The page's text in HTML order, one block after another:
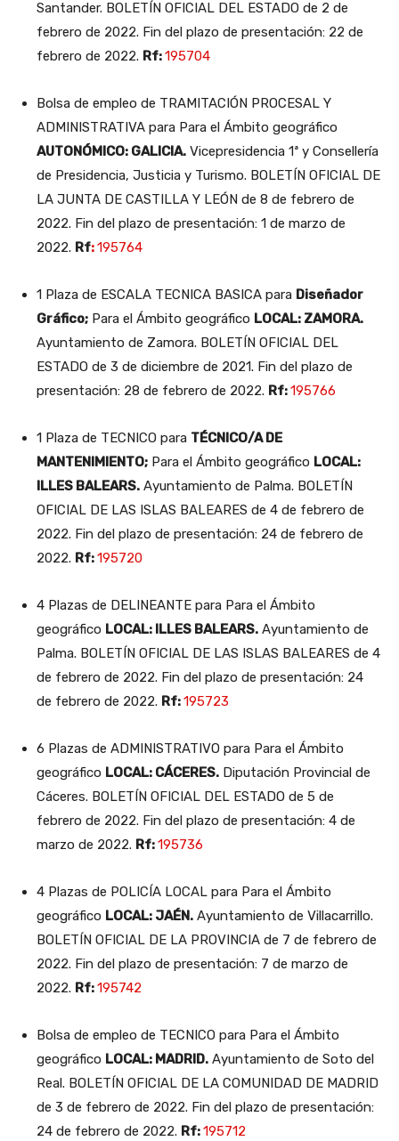
Santander. BOLETÍN OFICIAL DEL ESTADO de 2 de
febrero de 2022. Fin del plazo de presentación: 22 de
febrero de 2022. Rf:195704
Bolsa de empleo de TRAMITACIÓN PROCESAL Y
ADMINISTRATIVA para Para el Ámbito geográfico
AUTONÓMICO: GALICIA. Vicepresidencia 1ª y Consellería
de Presidencia, Justicia y Turismo. BOLETÍN OFICIAL DE
LA JUNTA DE CASTILLA Y LEÓN de 8 de febrero de
2022. Fin del plazo de presentación: 1 de marzo de
2022. Rf:195764
1 Plaza de ESCALA TECNICA BASICA para Diseñador
Gráfico; Para el Ámbito geográfico LOCAL: ZAMORA.
Ayuntamiento de Zamora. BOLETÍN OFICIAL DEL
ESTADO de 3 de diciembre de 2021. Fin del plazo de
presentación: 28 de febrero de 2022. Rf:195766
1 Plaza de TECNICO para TÉCNICO/A DE
MANTENIMIENTO; Para el Ámbito geográfico LOCAL:
ILLES BALEARS. Ayuntamiento de Palma. BOLETÍN
OFICIAL DE LAS ISLAS BALEARES de 4 de febrero de
2022. Fin del plazo de presentación: 24 de febrero de
2022. Rf:195720
4 Plazas de DELINEANTE para Para el Ámbito
geográfico LOCAL: ILLES BALEARS. Ayuntamiento de
Palma. BOLETÍN OFICIAL DE LAS ISLAS BALEARES de 4
de febrero de 2022. Fin del plazo de presentación: 24
de febrero de 2022. Rf:195723
6 Plazas de ADMINISTRATIVO para Para el Ámbito
geográfico LOCAL: CÁCERES. Diputación Provincial de
Cáceres. BOLETÍN OFICIAL DEL ESTADO de 5 de
febrero de 2022. Fin del plazo de presentación: 4 de
marzo de 2022. Rf:195736
4 Plazas de POLICÍA LOCAL para Para el Ámbito
geográfico LOCAL: JAÉN. Ayuntamiento de Villacarrillo.
BOLETÍN OFICIAL DE LA PROVINCIA de 7 de febrero de
2022. Fin del plazo de presentación: 7 de marzo de
2022. Rf:195742
Bolsa de empleo de TECNICO para Para el Ámbito
geográfico LOCAL: MADRID. Ayuntamiento de Soto del
Real. BOLETÍN OFICIAL DE LA COMUNIDAD DE MADRID
de 3 de febrero de 2022. Fin del plazo de presentación:
24 de febrero de 2022. Rf:195712